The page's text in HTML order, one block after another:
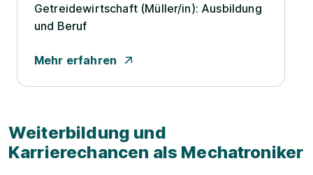
Getreidewirtschaft (Müller/­in): Ausbildung
und Beruf
Mehr erfahren
Weiterbildung und
Karrierechancen als Mechatroniker